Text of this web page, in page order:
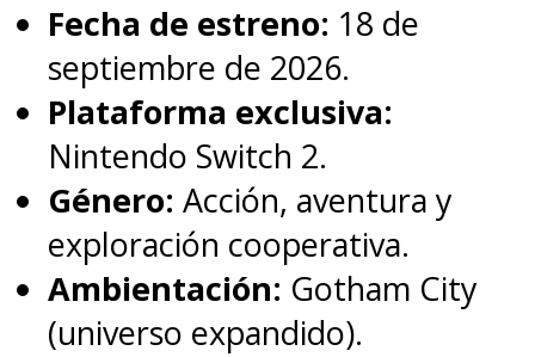
Fecha de estreno: 18 de
septiembre de 2026.
Plataforma exclusiva:
Nintendo Switch 2.
Género: Acción, aventura y
exploración cooperativa.
Ambientación: Gotham City
(universo expandido).